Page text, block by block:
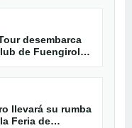
desembarca
de Fuengirola
llevará su rumba
Feria de